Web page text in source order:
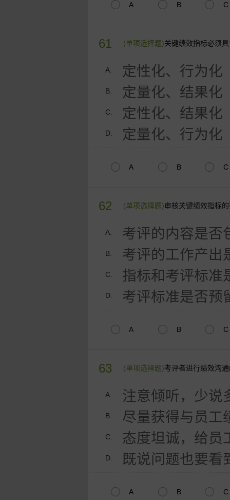
A B C
61 (单项选择题)关键绩效指标必须
A. 定性化、行为化
B. 定量化、结果化
C. 定性化、结果化
D. 定量化、行为化
A B C
62 (单项选择题)审核关键绩效指标
A. 考评的内容是否
B. 考评的工作产出
C. 指标和考评标准
D. 考评标准是否预
A B C
63 (单项选择题)考评者进行绩效沟
A. 注意倾听，少说
B. 尽量获得与员工
C. 态度坦诚，给员
D. 既说问题也要看
A B C